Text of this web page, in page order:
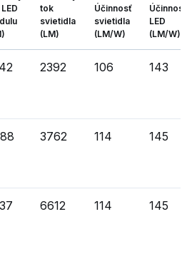
tok
svietidla
(LM)
Účinnosť
svietidla
(LM/W)
Účinnosť
LED
(LM/W)
2392 106 143
3762 114 145
6612 114 145